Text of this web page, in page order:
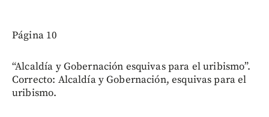
Página 10
“Alcaldía y Gobernación esquivas para el uribismo”.
Correcto: Alcaldía y Gobernación, esquivas para el
uribismo.